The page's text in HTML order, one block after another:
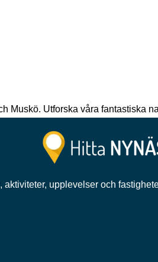
Muskö. Utforska våra fantastiska
upplevelser och